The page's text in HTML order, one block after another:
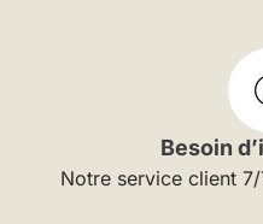
Besoin
Notre service client